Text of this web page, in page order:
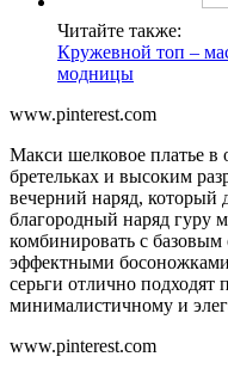
Читайте также:
Кружевной топ –
модницы
www.pinterest.com
Макси шелковое платье в
бретельках и высоким
вечерний наряд,
благородный наряд гуру
комбинировать с
эффектными
серьги отлично подходят
минималистичному и
www.pinterest.com